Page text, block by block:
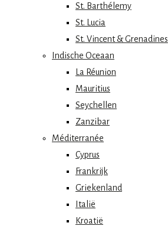
St. Barthélemy
St. Lucia
St. Vincent & Grenadines
Indische Oceaan
La Réunion
Mauritius
Seychellen
Zanzibar
Méditerranée
Cyprus
Frankrijk
Griekenland
Italië
Kroatië